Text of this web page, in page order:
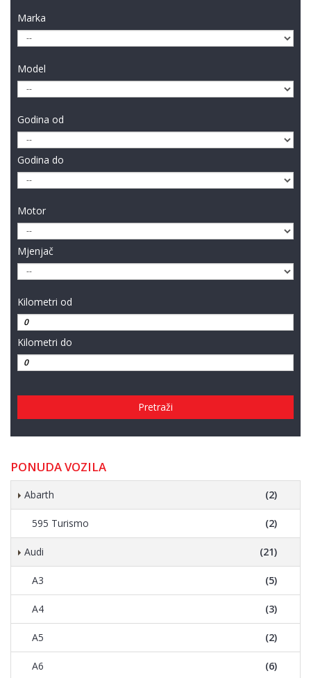
Marka
Model
Godina od
Godina do
Motor
Mjenjač
Kilometri od
Kilometri do
Pretraži
PONUDA VOZILA
Abarth (2)
595 Turismo (2)
Audi (21)
A3 (5)
A4 (3)
A5 (2)
A6 (6)